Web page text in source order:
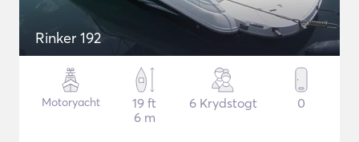
Rinker 192
Motoryacht
19 ft
6 m
6 Krydstogt 0